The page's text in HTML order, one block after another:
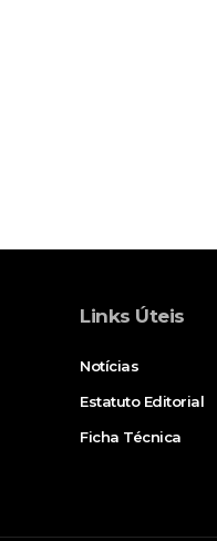
Links Úteis
Notícias
Estatuto Editorial
Ficha Técnica